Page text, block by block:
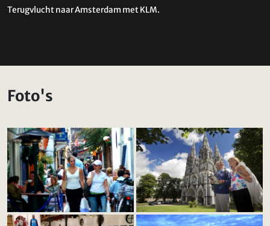
Terugvlucht naar Amsterdam met KLM.
Foto's